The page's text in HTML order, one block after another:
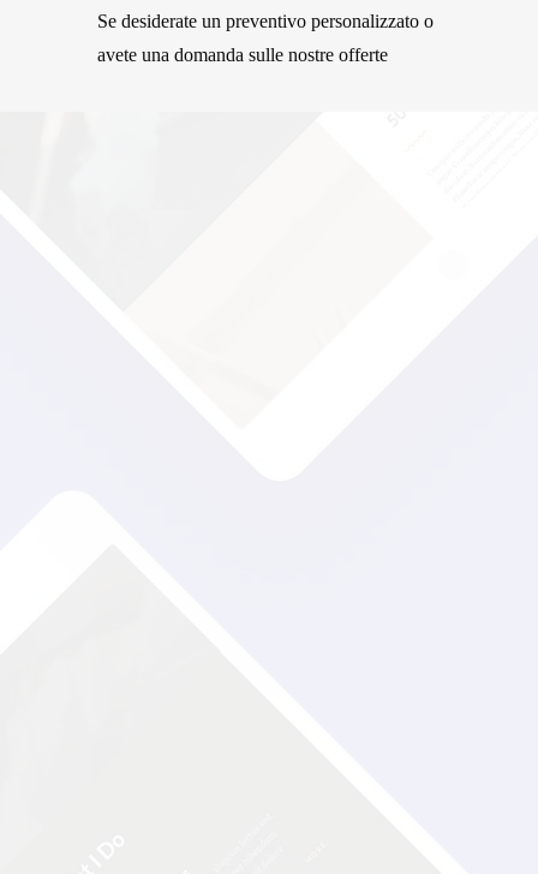
Se desiderate un preventivo personalizzato o
avete una domanda sulle nostre offerte